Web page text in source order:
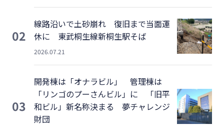
02
線路沿いで土砂崩れ 復旧まで当面運
休に 東武桐生線新桐生駅そば
2026.07.21
03
開発棟は「オナラビル」 管理棟は
「リンゴのプーさんビル」に 「旧平
和ビル」新名称決まる 夢チャレンジ
財団